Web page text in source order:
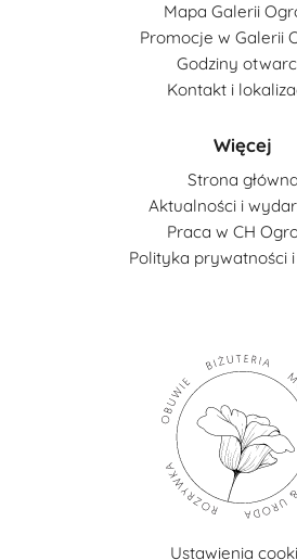
Mapa Galerii
Promocje w Galerii
Godziny
Kontakt i
Więcej
Strona główna
Aktualności i
Praca w CH
Polityka prywatności
Ustawienia